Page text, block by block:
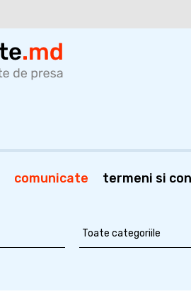
comunicate termeni si